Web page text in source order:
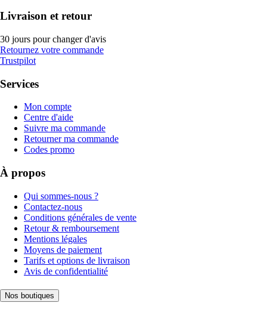
Livraison et retour
30 jours pour changer d'avis
Retournez votre commande
Trustpilot
Services
Mon compte
Centre d'aide
Suivre ma commande
Retourner ma commande
Codes promo
À propos
Qui sommes-nous ?
Contactez-nous
Conditions générales de vente
Retour & remboursement
Mentions légales
Moyens de paiement
Tarifs et options de livraison
Avis de confidentialité
Nos boutiques